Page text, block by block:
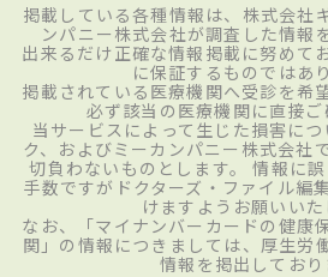
掲載している各種情報は、株式会社
ンパニー株式会社が調査した情報
出来るだけ正確な情報掲載に努めて
に保証するものではあ
掲載されている医療機関へ受診を希
必ず該当の医療機関に直接ご
当サービスによって生じた損害に
ク、およびミーカンパニー株式会社
切負わないものとします。 情報に
手数ですがドクターズ・ファイル編
けますようお願いいた
なお、「マイナンバーカードの健康
関」の情報につきましては、厚生労
情報を掲出しており